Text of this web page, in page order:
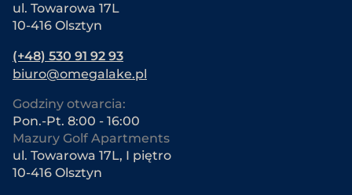
ul. Towarowa 17L
10-416 Olsztyn
(+48) 530 91 92 93
biuro@omegalake.pl
Godziny otwarcia:
Pon.-Pt. 8:00 - 16:00
Mazury Golf Apartments
ul. Towarowa 17L, I piętro
10-416 Olsztyn